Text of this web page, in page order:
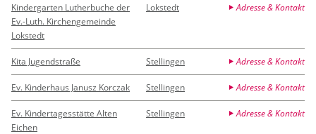
Kindergarten Lutherbuche der
Ev.-Luth. Kirchengemeinde
Lokstedt
Lokstedt Adresse & Kontakt
Kita Jugendstraße Stellingen Adresse & Kontakt
Ev. Kinderhaus Janusz Korczak Stellingen Adresse & Kontakt
Ev. Kindertagesstätte Alten
Eichen
Stellingen Adresse & Kontakt